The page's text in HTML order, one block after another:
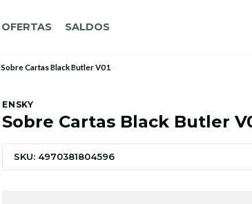
OFERTAS SALDOS
Sobre Cartas Black Butler V01
ENSKY
Sobre Cartas Black Butler
SKU: 4970381804596